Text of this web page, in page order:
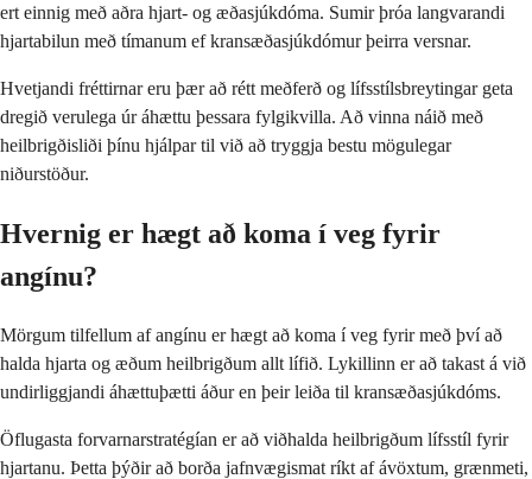
ert einnig með aðra hjart- og æðasjúkdóma. Sumir þróa langvarandi
hjartabilun með tímanum ef kransæðasjúkdómur þeirra versnar.
Hvetjandi fréttirnar eru þær að rétt meðferð og lífsstílsbreytingar geta
dregið verulega úr áhættu þessara fylgikvilla. Að vinna náið með
heilbrigðisliði þínu hjálpar til við að tryggja bestu mögulegar
niðurstöður.
Hvernig er hægt að koma í veg fyrir
angínu?
Mörgum tilfellum af angínu er hægt að koma í veg fyrir með því að
halda hjarta og æðum heilbrigðum allt lífið. Lykillinn er að takast á við
undirliggjandi áhættuþætti áður en þeir leiða til kransæðasjúkdóms.
Öflugasta forvarnarstratégían er að viðhalda heilbrigðum lífsstíl fyrir
hjartanu. Þetta þýðir að borða jafnvægismat ríkt af ávöxtum, grænmeti,